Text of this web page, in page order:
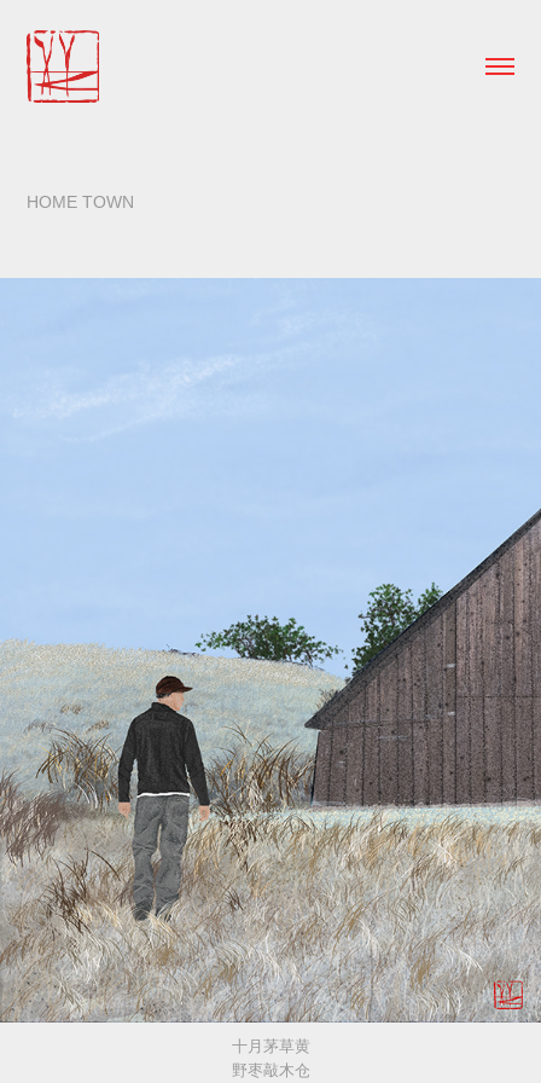
HOME TOWN
十月茅草黄
野枣敲木仓